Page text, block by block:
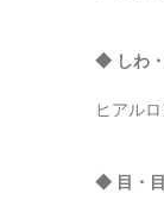
◆ しわ
ヒアル
◆ 目・